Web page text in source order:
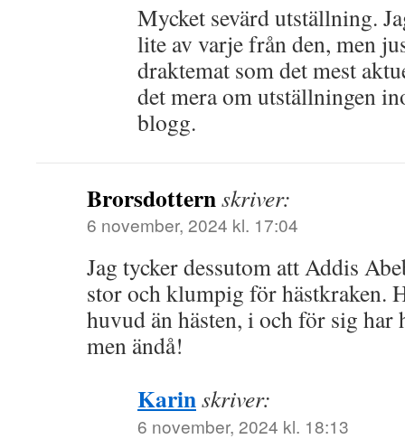
Mycket sevärd utställning.
lite av varje från den, men
draktemat som det mest
det mera om utställningen
blogg.
Brorsdotternskriver:
6 november, 2024 kl. 17:04
Jag tycker dessutom att Addis
stor och klumpig för hästkraken.
huvud än hästen, i och för sig
men ändå!
Karinskriver:
6 november, 2024 kl. 18:13